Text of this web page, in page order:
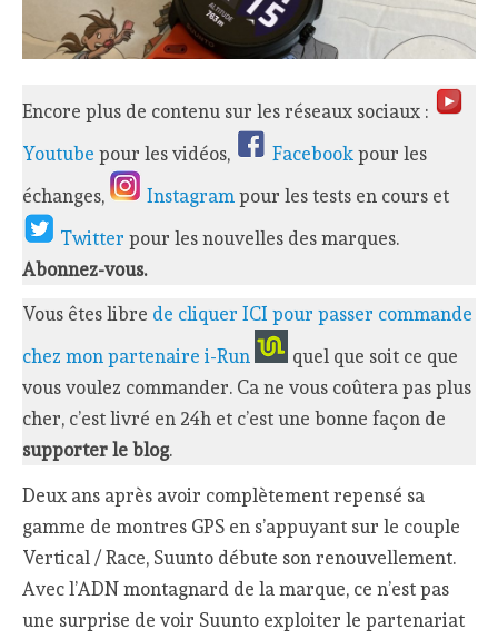
Encore plus de contenu sur les réseaux sociaux :
Youtube pour les vidéos, Facebookpour les
échanges,
Instagrampour les tests en cours et
Twitterpour les nouvelles des marques.
Abonnez-vous.
Vous êtes libre de cliquer ICI pour passer commande
chez mon partenaire i-Run
quel que soit ce que
vous voulez commander. Ca ne vous coûtera pas plus
cher, c’est livré en 24h et c’est une bonne façon de
supporter le blog.
Deux ans après avoir complètement repensé sa
gamme de montres GPS en s’appuyant sur le couple
Vertical / Race, Suunto débute son renouvellement.
Avec l’ADN montagnard de la marque, ce n’est pas
une surprise de voir Suunto exploiter le partenariat